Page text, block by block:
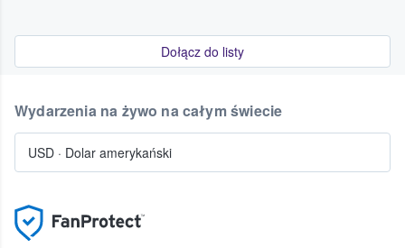
Dołącz do listy
Wydarzenia na żywo na całym świecie
USD · Dolar amerykański